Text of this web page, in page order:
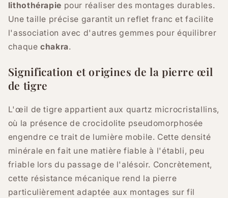
lithothérapie pour réaliser des montages durables.
Une taille précise garantit un reflet franc et facilite
l'association avec d'autres gemmes pour équilibrer
chaquechakra.
Signification et origines de la pierre œil
de tigre
L'œil de tigre appartient aux quartz microcristallins,
où la présence de crocidolite pseudomorphosée
engendre ce trait de lumière mobile. Cette densité
minérale en fait une matière fiable à l'établi, peu
friable lors du passage de l'alésoir. Concrètement,
cette résistance mécanique rend la pierre
particulièrement adaptée aux montages sur fil